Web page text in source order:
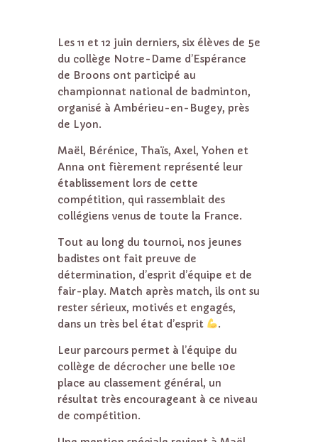
Les 11 et 12 juin derniers, six élèves de 5e
du collège Notre-Dame d’Espérance
de Broons ont participé au
championnat national de badminton,
organisé à Ambérieu-en-Bugey, près
de Lyon.
Maël, Bérénice, Thaïs, Axel, Yohen et
Anna ont fièrement représenté leur
établissement lors de cette
compétition, qui rassemblait des
collégiens venus de toute la France.
Tout au long du tournoi, nos jeunes
badistes ont fait preuve de
détermination, d’esprit d’équipe et de
fair-play. Match après match, ils ont su
rester sérieux, motivés et engagés,
dans un très bel état d’esprit
.
Leur parcours permet à l’équipe du
collège de décrocher une belle 10e
place au classement général, un
résultat très encourageant à ce niveau
de compétition.